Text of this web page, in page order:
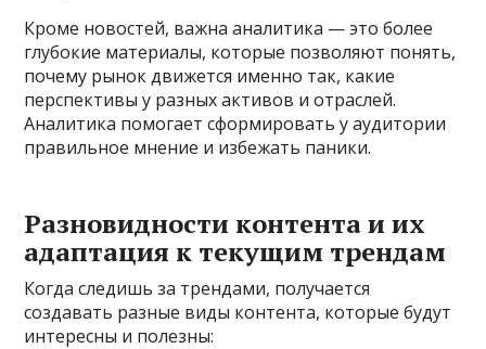
Кроме новостей, важна аналитика — это более
глубокие материалы, которые позволяют понять,
почему рынок движется именно так, какие
перспективы у разных активов и отраслей.
Аналитика помогает сформировать у аудитории
правильное мнение и избежать паники.
Разновидности контента и их
адаптация к текущим трендам
Когда следишь за трендами, получается
создавать разные виды контента, которые будут
интересны и полезны: